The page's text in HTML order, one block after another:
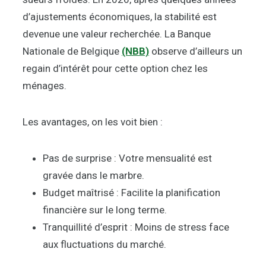
d’ajustements économiques, la stabilité est
devenue une valeur recherchée. La Banque
Nationale de Belgique (NBB) observe d’ailleurs un
regain d’intérêt pour cette option chez les
ménages.
Les avantages, on les voit bien :
Pas de surprise : Votre mensualité est
gravée dans le marbre.
Budget maîtrisé : Facilite la planification
financière sur le long terme.
Tranquillité d’esprit : Moins de stress face
aux fluctuations du marché.